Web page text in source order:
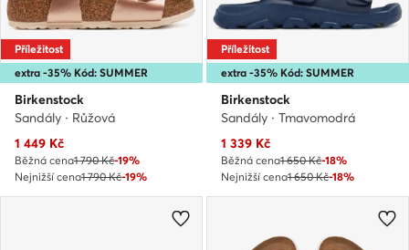
extra -35% Kód: SUMMER
Příležitost
Birkenstock
Sandály · Růžová
Aktuální cena
1 449 Kč
Běžná cena1 790 Kč-19%
Nejnižší cena1 790 Kč-19%
extra -35% Kód: SUMMER
Příležitost
Birkenstock
Sandály · Tmavomodrá
Aktuální cena
1 339 Kč
Běžná cena1 650 Kč-18%
Nejnižší cena1 650 Kč-18%